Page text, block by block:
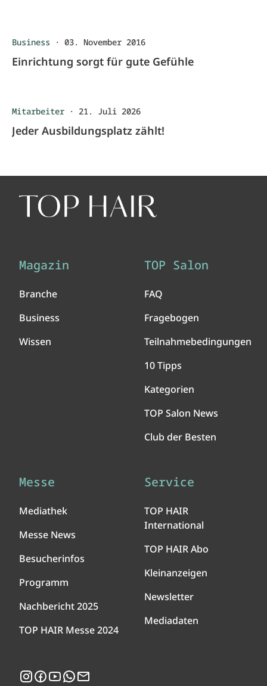
Business · 03. November 2016
Einrichtung sorgt für gute Gefühle
Mitarbeiter · 21. Juli 2026
Jeder Ausbildungsplatz zählt!
Magazin
Branche
Business
Wissen
TOP Salon
FAQ
Fragebogen
Teilnahmebedingungen
10 Tipps
Kategorien
TOP Salon News
Club der Besten
Messe
Mediathek
Messe News
Besucherinfos
Programm
Nachbericht 2025
TOP HAIR Messe 2024
Service
TOP HAIR
International
TOP HAIR Abo
Kleinanzeigen
Newsletter
Mediadaten
Instagram
Facebook
YouTubeWhatsApp